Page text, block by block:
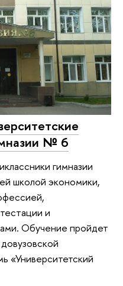
№ 6
гимназии
школой экономики,
и
Обучение пройдет
«Университетский